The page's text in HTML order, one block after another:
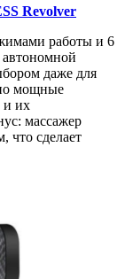
Revolver
работы и 6
даже для
мощные
и их
массажер
что сделает